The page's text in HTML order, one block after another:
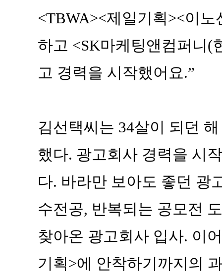
<TBWA><제일기획><이
하고 <SK마케팅앤컴퍼니(
고 경력을 시작했어요.”
김선택씨는 34살이 되던
했다. 광고회사 경력을 시
다. 바라만 보아도 좋던 광
수전공, 반복되는 공모전
찾아온 광고회사 입사. 이
기획>에 안착하기까지의